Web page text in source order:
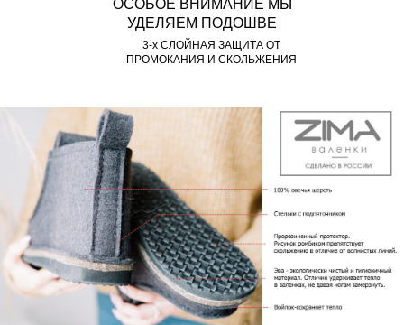
ОСОБОЕ ВНИМАНИЕ МЫ
УДЕЛЯЕМ ПОДОШВЕ
3-х СЛОЙНАЯ ЗАЩИТА ОТ
ПРОМОКАНИЯ И СКОЛЬЖЕНИЯ